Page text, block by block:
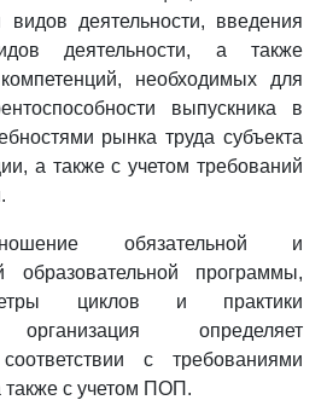
деятельности, введения
деятельности, а также
необходимых для
выпускника в
рынка труда субъекта
а также с учетом требований
обязательной и
образовательной программы,
циклов и практики
организация определяет
с требованиями
также с учетом ПОП.